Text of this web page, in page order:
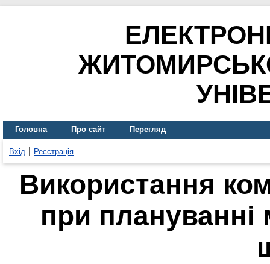
Головна Про сайт Перегляд
Вхід Реєстрація
Використання
при плануванні